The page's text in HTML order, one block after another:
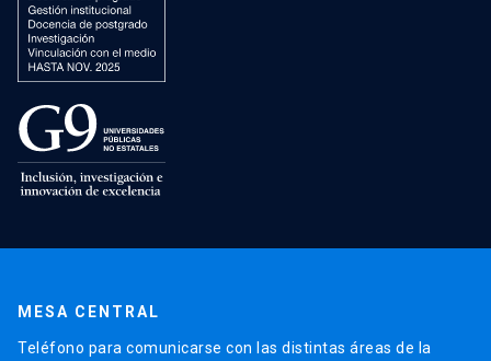
MESA CENTRAL
Teléfono para comunicarse con las distintas áreas de la